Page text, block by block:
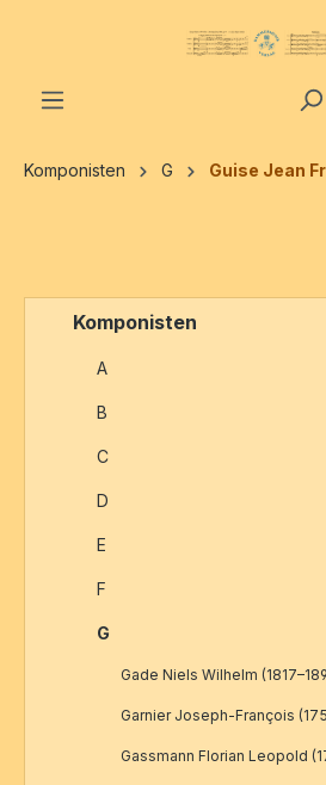
Komponisten G Guise Jean
Komponisten
A
B
C
D
E
F
G
Gade Niels Wilhelm
Garnier Joseph-François
Gassmann Florian Leopold